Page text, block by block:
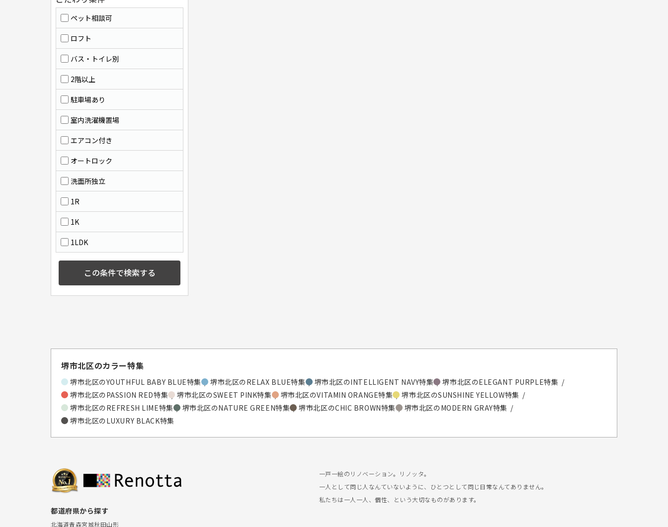
ペット相談可
ロフト
バス・トイレ別
2階以上
駐車場あり
室内洗濯機置場
エアコン付き
オートロック
洗面所独立
1R
1K
1LDK
この条件で検索する
堺市北区のカラー特集
堺市北区のYOUTHFUL BABY BLUE特集 堺市北区のRELAX BLUE特集 堺市北区のINTELLIGENT NAVY特集
堺市北区のELEGANT PURPLE特集
堺市北区のPASSION RED特集
堺市北区のSWEET PINK特集 堺市北区のVITAMIN ORANGE特集
堺市北区のSUNSHINE YELLOW特集
堺市北区のREFRESH LIME特集
堺市北区のNATURE GREEN特集 堺市北区のCHIC BROWN特集
堺市北区のMODERN GRAY特集
堺市北区のLUXURY BLACK特集
都道府県から探す
北海道青森宮城秋田山形
一戸一絵のリノベーション。リノッタ。
一人として同じ人なんていないように、ひとつとして同じ日常なんてありません。
私たちは一人一人、個性、という大切なものがあります。